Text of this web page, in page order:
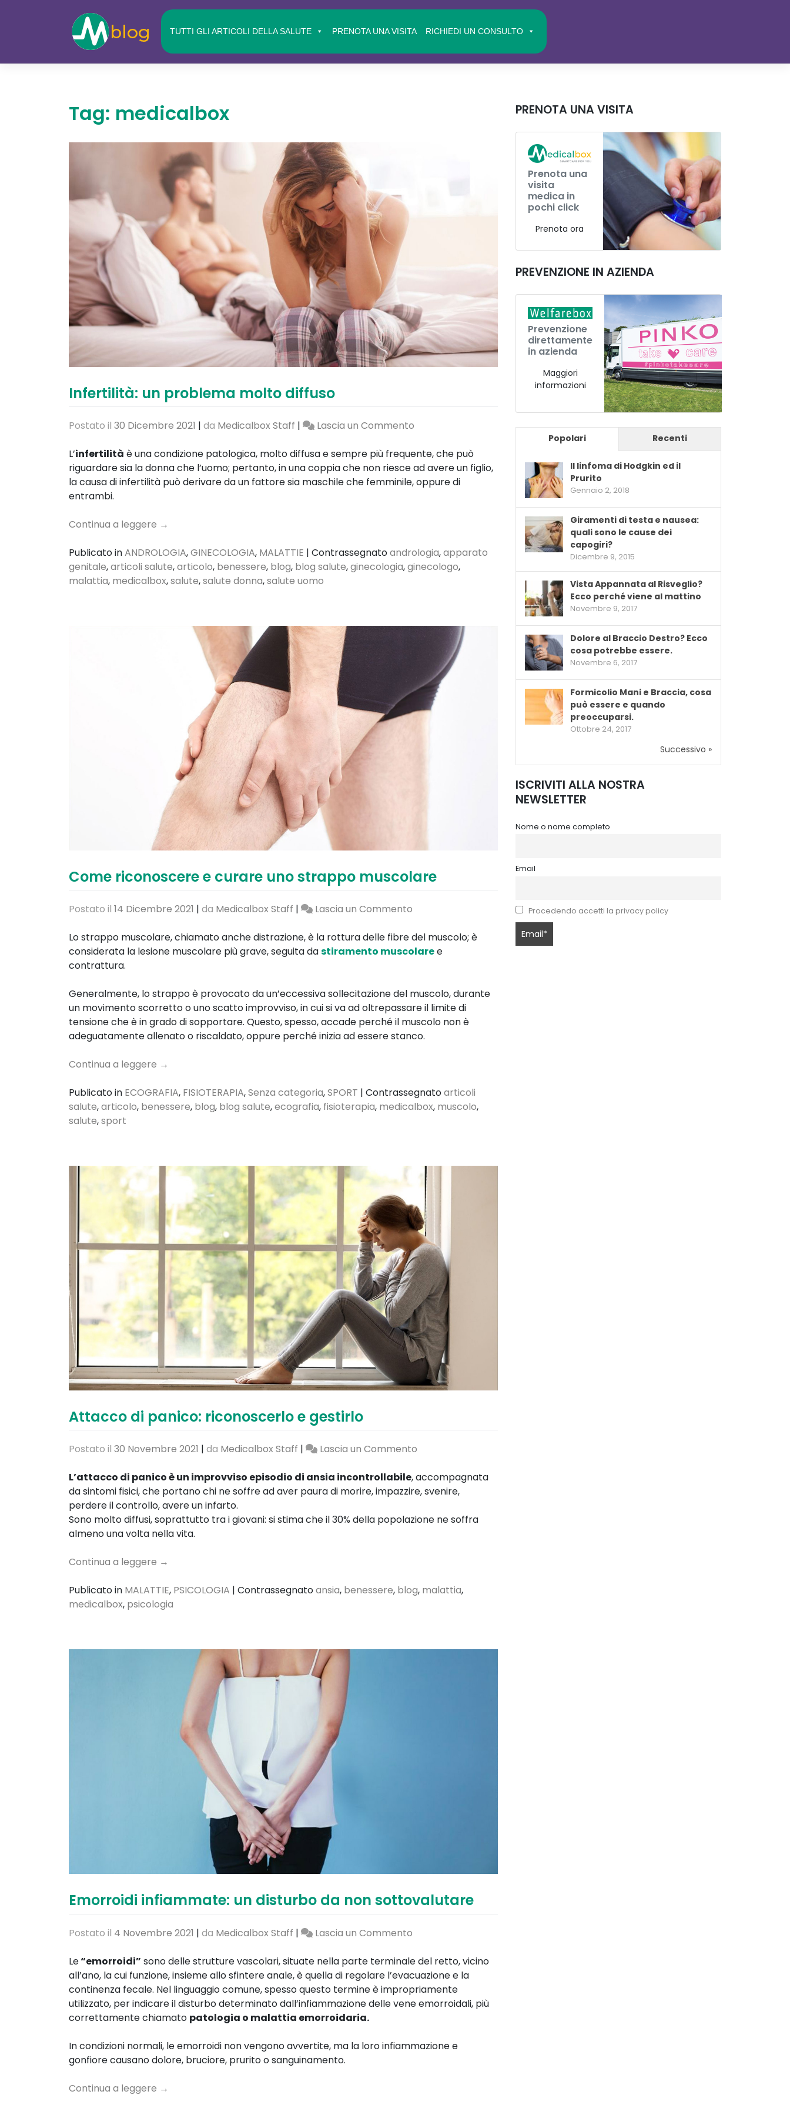
TUTTI GLI ARTICOLI DELLA SALUTE PRENOTA UNA VISITA RICHIEDI UN CONSULTO
Tag: medicalbox
Infertilità: un problema molto diffuso
Postato il 30 Dicembre 2021 | da Medicalbox Staff | Lascia un Commento
un
problema
molto
L’infertilità è una condizione patologica, molto diffusa e sempre più frequente, che può
riguardare sia la donna che l’uomo; pertanto, in una coppia che non riesce ad avere un figlio,
la causa di infertilità può derivare da un fattore sia maschile che femminile, oppure di
entrambi.
Continua a leggere →
Publicato inANDROLOGIA,GINECOLOGIA, MALATTIE | Contrassegnatoandrologia,apparato
genitale,articoli salute,articolo, benessere, blog, blog salute,ginecologia,ginecologo,
malattia, medicalbox,salute,salute donna,salute uomo
Come riconoscere e curare uno strappo muscolare
Postato il 14 Dicembre 2021 | da Medicalbox Staff | Lascia un Commento
riconoscere
e
strappo
muscolare
Lo strappo muscolare, chiamato anche distrazione, è la rottura delle fibre del muscolo; è
considerata la lesione muscolare più grave, seguita dastiramento muscolaree
contrattura.
Generalmente, lo strappo è provocato da un’eccessiva sollecitazione del muscolo, durante
un movimento scorretto o uno scatto improvviso, in cui si va ad oltrepassare il limite di
tensione che è in grado di sopportare. Questo, spesso, accade perché il muscolo non è
adeguatamente allenato o riscaldato, oppure perché inizia ad essere stanco.
Continua a leggere →
Publicato in ECOGRAFIA, FISIOTERAPIA,Senza categoria,SPORT | Contrassegnatoarticoli
salute,articolo, benessere, blog, blog salute,ecografia, fisioterapia, medicalbox, muscolo,
salute,sport
Attacco di panico: riconoscerlo e gestirlo
Postato il 30 Novembre 2021 | da Medicalbox Staff | Lascia un Commento
di
panico:
e
L’attacco di panico è un improvviso episodio di ansia incontrollabile, accompagnata
da sintomi fisici, che portano chi ne soffre ad aver paura di morire, impazzire, svenire,
perdere il controllo, avere un infarto.
Sono molto diffusi, soprattutto tra i giovani: si stima che il 30% della popolazione ne soffra
almeno una volta nella vita.
Continua a leggere →
Publicato in MALATTIE, PSICOLOGIA | Contrassegnatoansia, benessere, blog, malattia,
medicalbox, psicologia
Emorroidi infiammate: un disturbo da non sottovalutare
Postato il 4 Novembre 2021 | da Medicalbox Staff | Lascia un Commento
infiammate:
un
disturbo
da
Le“emorroidi” sono delle strutture vascolari, situate nella parte terminale del retto, vicino
all’ano, la cui funzione, insieme allo sfintere anale, è quella di regolare l’evacuazione e la
continenza fecale. Nel linguaggio comune, spesso questo termine è impropriamente
utilizzato, per indicare il disturbo determinato dall’infiammazione delle vene emorroidali, più
correttamente chiamato patologia o malattia emorroidaria.
In condizioni normali, le emorroidi non vengono avvertite, ma la loro infiammazione e
gonfiore causano dolore, bruciore, prurito o sanguinamento.
Continua a leggere →
PRENOTA UNA VISITA
Prenota una
visita
medica in
pochi click
Prenota ora
PREVENZIONE IN AZIENDA
Prevenzione
direttamente
in azienda
Maggiori
informazioni
Popolari Recenti
Il linfoma di Hodgkin ed il
Prurito
Gennaio 2, 2018
Giramenti di testa e nausea:
quali sono le cause dei
capogiri?
Dicembre 9, 2015
Vista Appannata al Risveglio?
Ecco perché viene al mattino
Novembre 9, 2017
Dolore al Braccio Destro? Ecco
cosa potrebbe essere.
Novembre 6, 2017
Formicolio Mani e Braccia, cosa
può essere e quando
preoccuparsi.
Ottobre 24, 2017
Successivo »
ISCRIVITI ALLA NOSTRA
NEWSLETTER
Nome o nome completo
Email
Procedendo accetti la privacy policy